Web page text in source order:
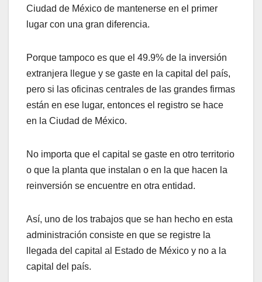
Ciudad de México de mantenerse en el primer
lugar con una gran diferencia.
Porque tampoco es que el 49.9% de la inversión
extranjera llegue y se gaste en la capital del país,
pero si las oficinas centrales de las grandes firmas
están en ese lugar, entonces el registro se hace
en la Ciudad de México.
No importa que el capital se gaste en otro territorio
o que la planta que instalan o en la que hacen la
reinversión se encuentre en otra entidad.
Así, uno de los trabajos que se han hecho en esta
administración consiste en que se registre la
llegada del capital al Estado de México y no a la
capital del país.